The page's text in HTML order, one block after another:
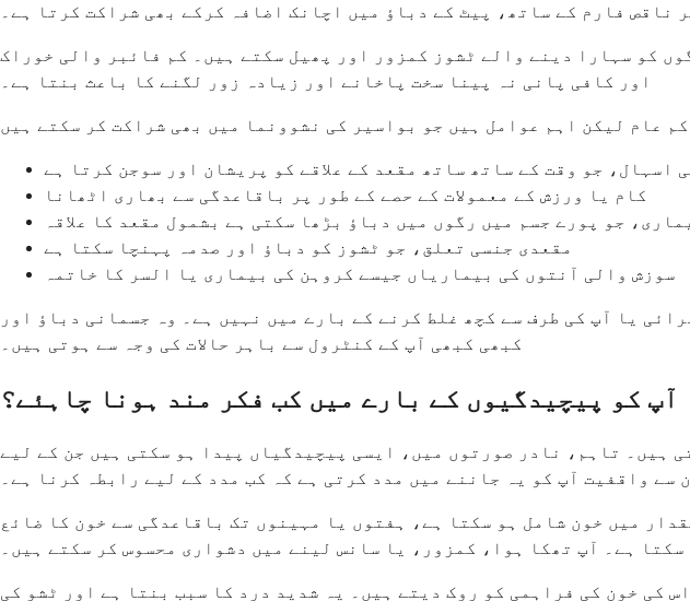
فارم کے ساتھ، پیٹ کے دباؤ میں اچانک اضافہ کرکے بھی شراکت کرتا ہے۔
کو سہارا دینے والے ٹشوز کمزور اور پھیل سکتے ہیں۔ کم فائبر والی خوراک
اور کافی پانی نہ پینا سخت پاخانے اور زیادہ زور لگنے کا باعث بنتا ہے۔
اسہال، جو وقت کے ساتھ ساتھ مقعد کے علاقے کو پریشان اور سوجن کرتا ہے
کام یا ورزش کے معمولات کے حصے کے طور پر باقاعدگی سے بھاری اٹھانا
جو پورے جسم میں رگوں میں دباؤ بڑھا سکتی ہے بشمول مقعد کا علاقہ
مقعدی جنسی تعلق، جو ٹشوز کو دباؤ اور صدمہ پہنچا سکتا ہے
سوزش والی آنتوں کی بیماریاں جیسے کروہن کی بیماری یا السر کا خاتمہ
یا آپ کی طرف سے کچھ غلط کرنے کے بارے میں نہیں ہے۔ وہ جسمانی دباؤ اور
کبھی کبھی آپ کے کنٹرول سے باہر حالات کی وجہ سے ہوتی ہیں۔
آپ کو پیچیدگیوں کے بارے میں کب فکر مند ہونا چاہئے؟
ہیں۔ تاہم، نادر صورتوں میں، ایسی پیچیدگیاں پیدا ہو سکتی ہیں جن کے لیے
سے واقفیت آپ کو یہ جاننے میں مدد کرتی ہے کہ کب مدد کے لیے رابطہ کرنا ہے۔
میں خون شامل ہو سکتا ہے، ہفتوں یا مہینوں تک باقاعدگی سے خون کا ضائع
ہے۔ آپ تھکا ہوا، کمزور، یا سانس لینے میں دشواری محسوس کر سکتے ہیں۔
کی خون کی فراہمی کو روک دیتے ہیں۔ یہ شدید درد کا سبب بنتا ہے اور ٹشو کی